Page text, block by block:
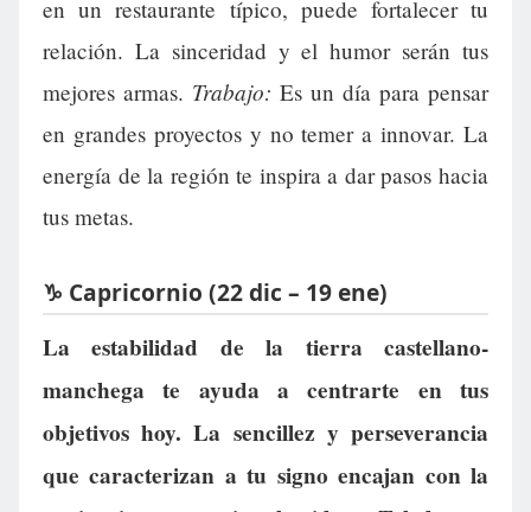
en un restaurante típico, puede fortalecer tu
relación. La sinceridad y el humor serán tus
mejores armas. Trabajo: Es un día para pensar
en grandes proyectos y no temer a innovar. La
energía de la región te inspira a dar pasos hacia
tus metas.
♑ Capricornio (22 dic – 19 ene)
La estabilidad de la tierra castellano-
manchega te ayuda a centrarte en tus
objetivos hoy. La sencillez y perseverancia
que caracterizan a tu signo encajan con la